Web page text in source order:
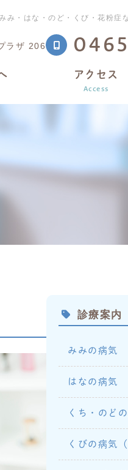
・はな・のど・くび・花粉症
ラザ 206
アクセス
Access
診療案内
みみの病気
はなの病気
くち・のど
くびの病気